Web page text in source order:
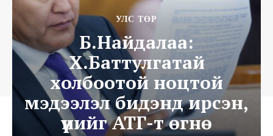
УЛС ТӨР
Б.Найдалаа:
Х.Баттулгатай
холбоотой ноцтой
мэдээлэл бидэнд ирсэн,
үүнийг АТГ-т өгнө